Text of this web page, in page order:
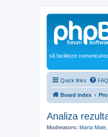
să faciliteze
Quick links FAQ
Board index
Analiza
Moderators: Marta Mate